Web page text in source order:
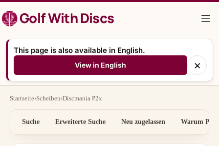
Inhalt
springenGolf With Discs
This page is also available in English.
View in English ×
Startseite›Scheiben›Discmania P2x
Suche Erweiterte Suche Neu zugelassen Warum